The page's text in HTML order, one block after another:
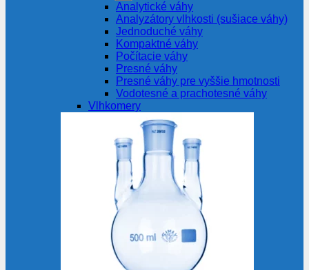
Analytické váhy
Analyzátory vlhkosti (sušiace váhy)
Jednoduché váhy
Kompaktné váhy
Počítacie váhy
Presné váhy
Presné váhy pre vyššie hmotnosti
Vodotesné a prachotesné váhy
Vlhkomery